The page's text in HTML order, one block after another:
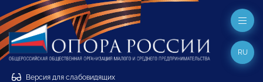
Версия для слабовидящих
RU